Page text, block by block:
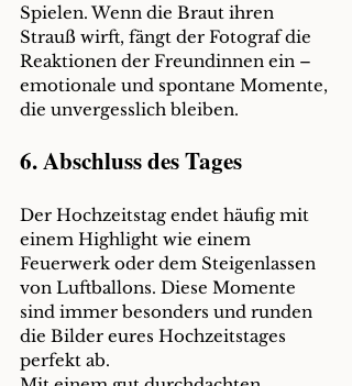
Spielen. Wenn die Braut ihren
Strauß wirft, fängt der Fotograf die
Reaktionen der Freundinnen ein –
emotionale und spontane Momente,
die unvergesslich bleiben.
6. Abschluss des Tages
Der Hochzeitstag endet häufig mit
einem Highlight wie einem
Feuerwerk oder dem Steigenlassen
von Luftballons. Diese Momente
sind immer besonders und runden
die Bilder eures Hochzeitstages
perfekt ab.